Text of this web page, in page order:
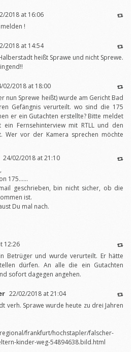
2018 at 16:06
!
2018 at 14:54
heißt Sprawe und nicht Sprewe.
02/2018 at 18:00
nun Sprewe heißt) wurde am Gericht Bad
Gefängnis verurteilt. wo sind die 175
er ein Gutachten erstellte? Bitte meldet
ein Fernsehinterview mit RTLL und den
Wer vor der Kamera sprechen möchte
24/02/2018 at 21:10
175……
geschrieben, bin nicht sicher, ob die
ist.
Du mal nach.
12:26
Betrüger und wurde verurteilt. Er hätte
dürfen. An alle die ein Gutachten
sofort dagegen angehen.
22/02/2018 at 21:04
verh. Sprawe wurde heute zu drei Jahren
frankfurt/hochstapler/falscher-
kinder-weg-54894638.bild.html